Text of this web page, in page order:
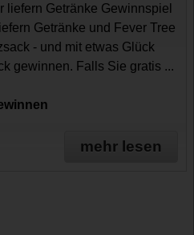
liefern Getränke Gewinnspiel
Getränke und Fever Tree
- und mit etwas Glück
gewinnen. Falls Sie gratis ...
mehr lesen